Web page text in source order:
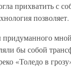
прихватить с
позволяет.
бы собой
«Толедо в